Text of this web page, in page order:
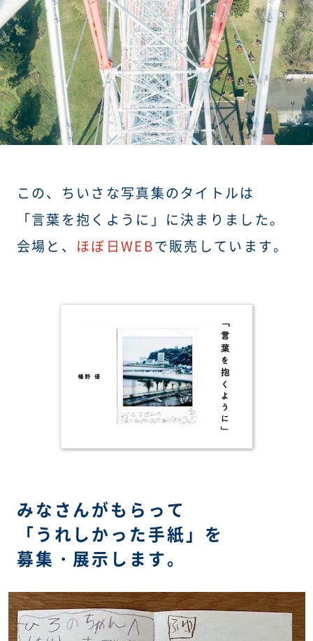
この、ちいさな写真集のタイトルは
「言葉を抱くように」に決まりました。
会場と、 ほぼ日WEBで販売しています。
みなさんがもらって
「うれしかった手紙」を
募集・展示します。